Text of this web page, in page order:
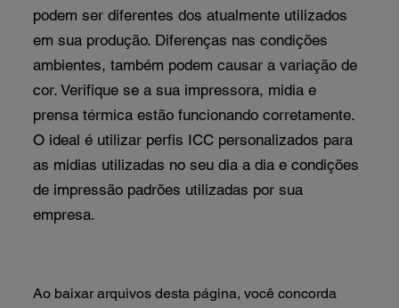
podem ser diferentes dos atualmente utilizados
em sua produção. Diferenças nas condições
ambientes, também podem causar a variação de
cor. Verifique se a sua impressora, midia e
prensa térmica estão funcionando corretamente.
O ideal é utilizar perfis ICC personalizados para
as midias utilizadas no seu dia a dia e condições
de impressão padrões utilizadas por sua
empresa.
Ao baixar arquivos desta página, você concorda